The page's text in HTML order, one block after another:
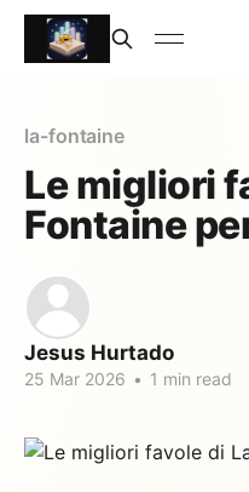
la-fontaine
Le migliori
Fontaine
Jesus Hurtado
25 Mar 2026 • 1 min read